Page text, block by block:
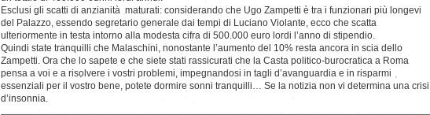
Esclusi gli scatti di anzianità maturati: considerando che Ugo Zampetti è tra i funzionari più longevi
del Palazzo, essendo segretario generale dai tempi di Luciano Violante, ecco che scatta
ulteriormente in testa intorno alla modesta cifra di 500.000 euro lordi l’anno di stipendio.
Quindi state tranquilli che Malaschini, nonostante l’aumento del 10% resta ancora in scia dello
Zampetti. Ora che lo sapete e che siete stati rassicurati che la Casta politico-burocratica a Roma
pensa a voi e a risolvere i vostri problemi, impegnandosi in tagli d’avanguardia e in risparmi
essenziali per il vostro bene, potete dormire sonni tranquilli… Se la notizia non vi determina una crisi
d’insonnia.